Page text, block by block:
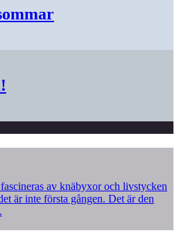
av knäbyxor och livstycken
är inte första gången. Det är den